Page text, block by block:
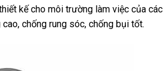
kế cho môi trường làm việc của
chống rung sóc, chống bụi tốt.